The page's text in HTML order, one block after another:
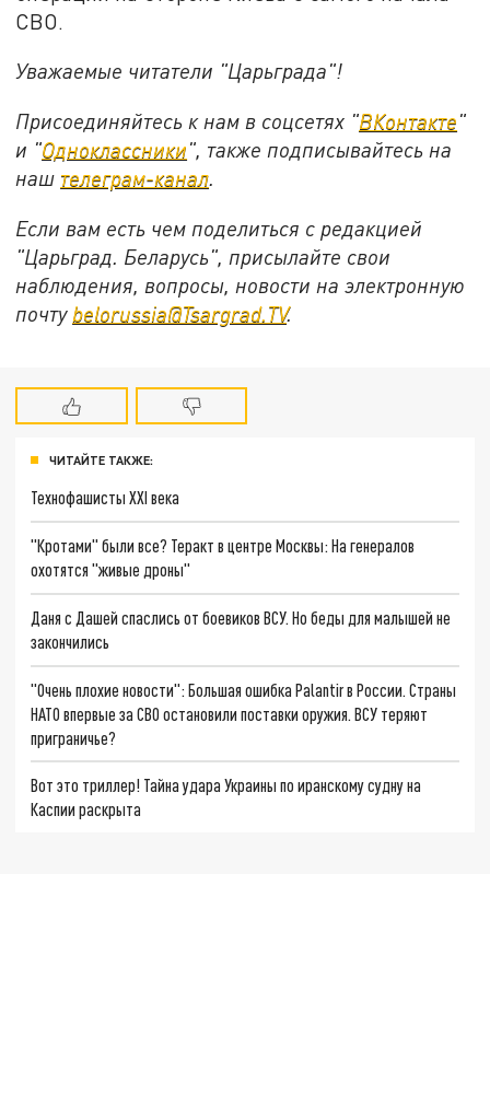
СВО.
Уважаемые читатели "Царьграда"!
Присоединяйтесь к нам в соцсетях "ВКонтакте"
и "Одноклассники", также подписывайтесь на
наш телеграм-канал.
Если вам есть чем поделиться с редакцией
"Царьград. Беларусь", присылайте свои
наблюдения, вопросы, новости на электронную
почту belorussia@Tsargrad.TV.
ЧИТАЙТЕ ТАКЖЕ:
Технофашисты XXI века
"Кротами" были все? Теракт в центре Москвы: На генералов
охотятся "живые дроны"
Даня с Дашей спаслись от боевиков ВСУ. Но беды для малышей не
закончились
"Очень плохие новости": Большая ошибка Palantir в России. Страны
НАТО впервые за СВО остановили поставки оружия. ВСУ теряют
приграничье?
Вот это триллер! Тайна удара Украины по иранскому судну на
Каспии раскрыта